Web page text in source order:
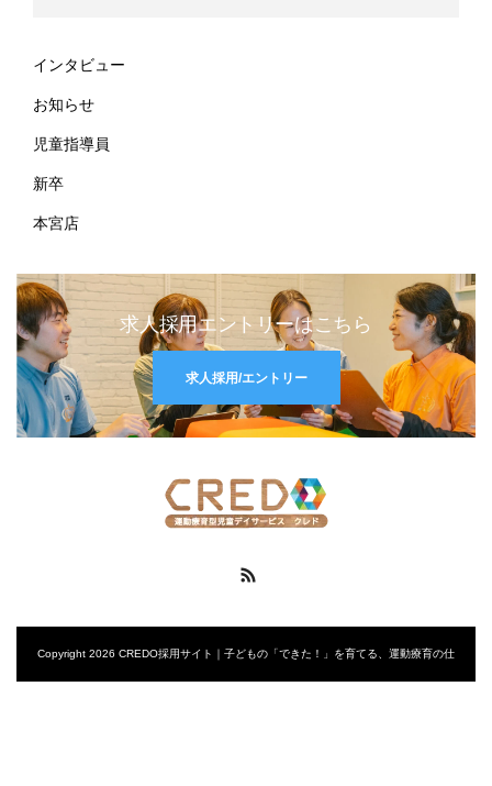
インタビュー
お知らせ
児童指導員
新卒
本宮店
求人採用エントリーはこちら
求人採用/エントリー
Copyright 2026 CREDO採用サイト｜子どもの「できた！」を育てる、運動療育の仕